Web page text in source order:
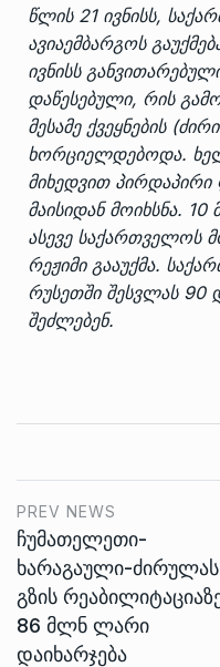
წლის 21 ივნისს,
ავიაემბარგოს
ივნისს
დაწესებული, რის
მესამე ქვეყნების
ხორციელდებოდა.
მიხედვით პირდაპირი
მაისიდან მოიხსნა. 10
ასევე საქართველოს
რეჟიმი გააუქმა.
რუსეთში შესვლას 90
შეძლებენ.
PREV NEWS
ჩუმათელეთი-
ხარაგაული-ძირულას
გზის
86 მლნ ლარი
დაიხარჯება